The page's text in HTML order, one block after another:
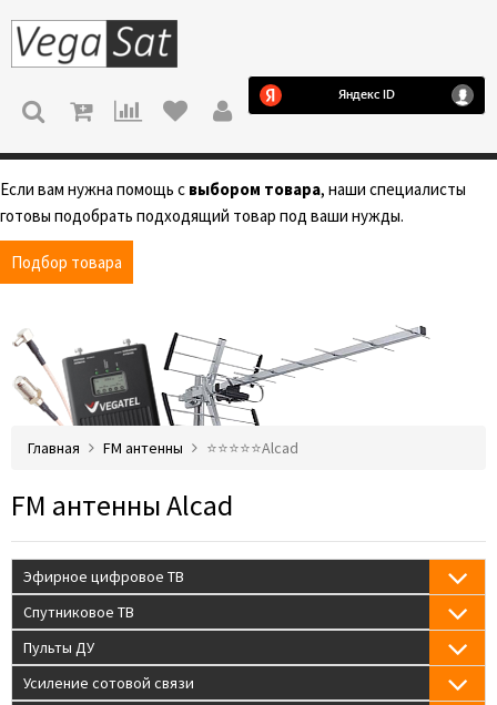
МЕНЮ
Если вам нужна помощь с выбором товара, наши специалисты
готовы подобрать подходящий товар под ваши нужды.
Подбор товара
Главная FM антенны ⭐️⭐️⭐️⭐️⭐️Alcad
FM антенны Alcad
Эфирное цифровое ТВ
Спутниковое ТВ
Пульты ДУ
Усиление сотовой связи